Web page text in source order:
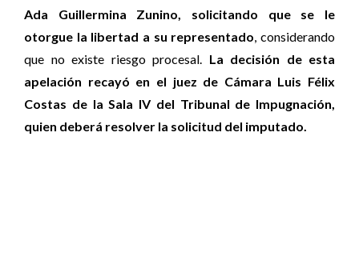
Ada Guillermina Zunino, solicitando que se le
otorgue la libertad a su representado, considerando
que no existe riesgo procesal. La decisión de esta
apelación recayó en el juez de Cámara Luis Félix
Costas de la Sala IV del Tribunal de Impugnación,
quien deberá resolver la solicitud del imputado.